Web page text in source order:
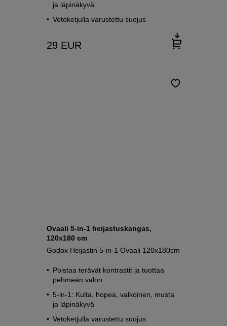
ja läpinäkyvä
Vetoketjulla varustettu suojus
29 EUR
Ovaali 5-in-1 heijastuskangas,
120x180 cm
Godox Heijastin 5-in-1 Ovaali 120x180cm
Poistaa terävät kontrastit ja tuottaa
pehmeän valon
5-in-1: Kulta, hopea, valkoinen, musta
ja läpinäkyvä
Vetoketjulla varustettu suojus